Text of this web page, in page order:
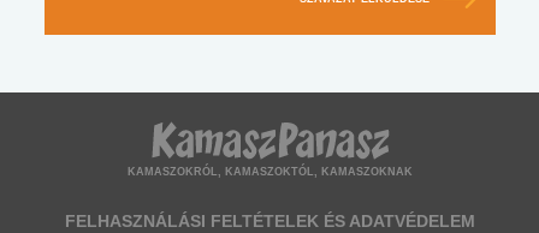
KAMASZOKRÓL, KAMASZOKTÓL, KAMASZOKNAK
FELHASZNÁLÁSI FELTÉTELEK ÉS ADATVÉDELEM